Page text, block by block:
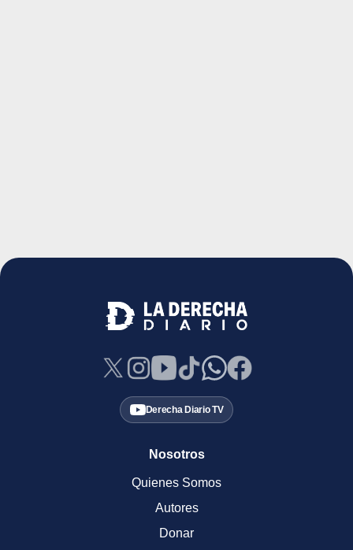
Derecha Diario TV
Nosotros
Quienes Somos
Autores
Donar